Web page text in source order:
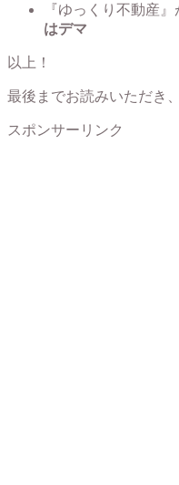
『ゆっくり不動産』
はデマ
以上！
最後までお読みいただき
スポンサーリンク